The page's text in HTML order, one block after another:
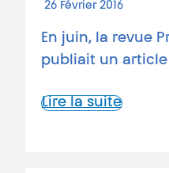
26 Février 2016
En juin, la revue
publiait un article
Lire la suite